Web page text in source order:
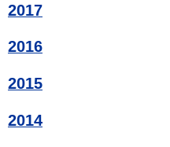
2017
2016
2015
2014